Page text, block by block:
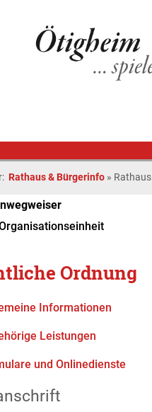
Rathaus & Bürgerinfo » Rathaus
Ordnung
Informationen
Leistungen
und Onlinedienste